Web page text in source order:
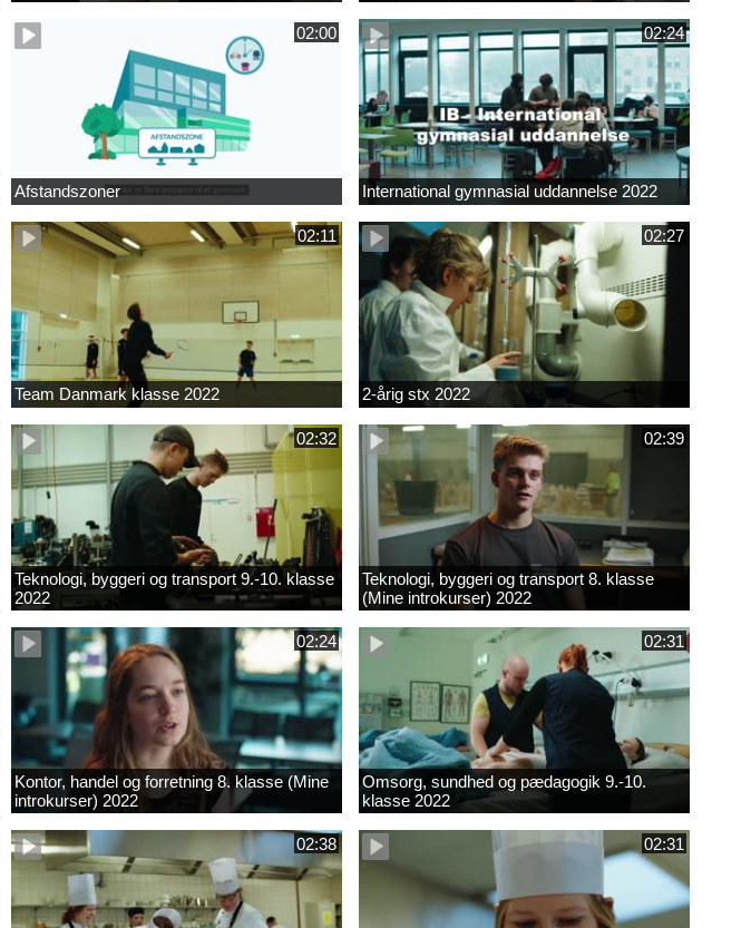
02:00
Afstandszoner
02:24
International gymnasial uddannelse 2022
02:11
Team Danmark klasse 2022
02:27
2-årig stx 2022
02:32
Teknologi, byggeri og transport 9.-10. klasse
2022
02:39
Teknologi, byggeri og transport 8. klasse
(Mine introkurser) 2022
02:24
Kontor, handel og forretning 8. klasse (Mine
introkurser) 2022
02:31
Omsorg, sundhed og pædagogik 9.-10.
klasse 2022
02:38 02:31